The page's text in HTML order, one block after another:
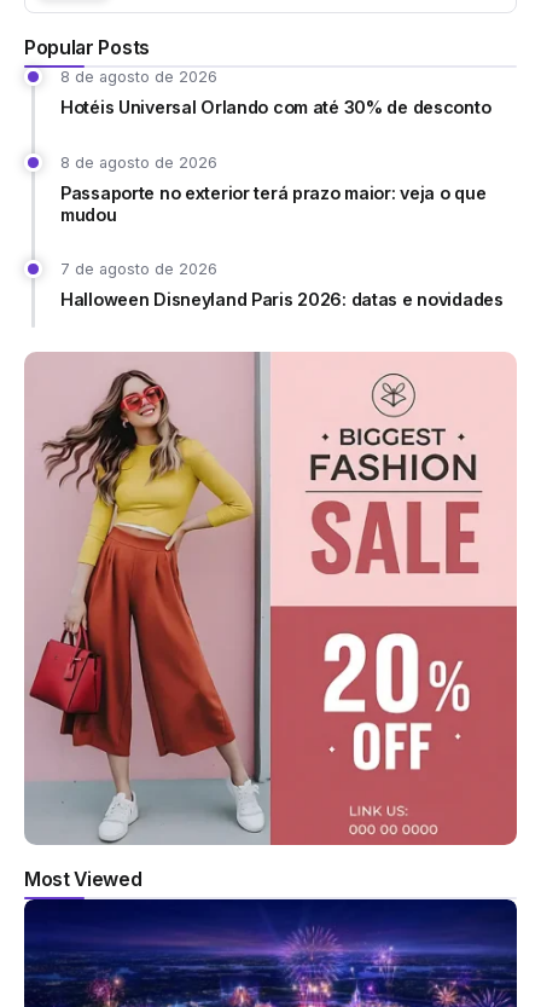
Popular Posts
8 de agosto de 2026
Hotéis Universal Orlando com até 30% de desconto
8 de agosto de 2026
Passaporte no exterior terá prazo maior: veja o que
mudou
7 de agosto de 2026
Halloween Disneyland Paris 2026: datas e novidades
Most Viewed